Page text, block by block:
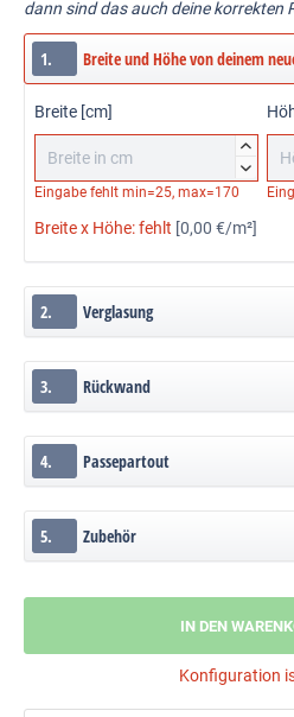
dann sind das auch deine korrekten
1. Breite und Höhe von deinem
Breite [cm]


Eingabe fehlt min=25, max=170
Breite x Höhe:fehlt [0,00 €/m²]
2. Verglasung
3. Rückwand
4. Passepartout
5. Zubehör
IN DEN
Konfiguration